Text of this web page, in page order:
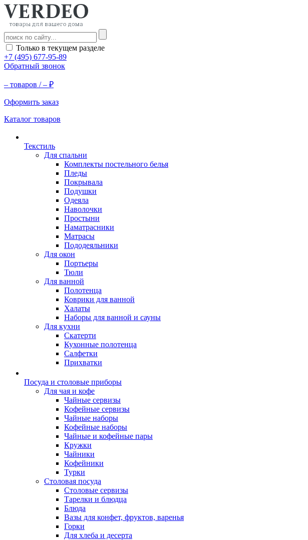
Только в текущем разделе
+7 (495) 677-95-89
Обратный звонок
– товаров /– ₽
Оформить заказ
Каталог товаров
Текстиль
Для спальни
Комплекты постельного белья
Пледы
Покрывала
Подушки
Одеяла
Наволочки
Простыни
Наматрасники
Матрасы
Пододеяльники
Для окон
Портьеры
Тюли
Для ванной
Полотенца
Коврики для ванной
Халаты
Наборы для ванной и сауны
Для кухни
Скатерти
Кухонные полотенца
Салфетки
Прихватки
Посуда и столовые приборы
Для чая и кофе
Чайные сервизы
Кофейные сервизы
Чайные наборы
Кофейные наборы
Чайные и кофейные пары
Кружки
Чайники
Кофейники
Турки
Столовая посуда
Столовые сервизы
Тарелки и блюдца
Блюда
Вазы для конфет, фруктов, варенья
Горки
Для хлеба и десерта